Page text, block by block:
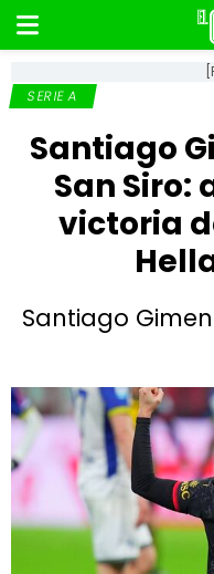
SERIE A
Santiago
San Siro:
victoria
Santiago